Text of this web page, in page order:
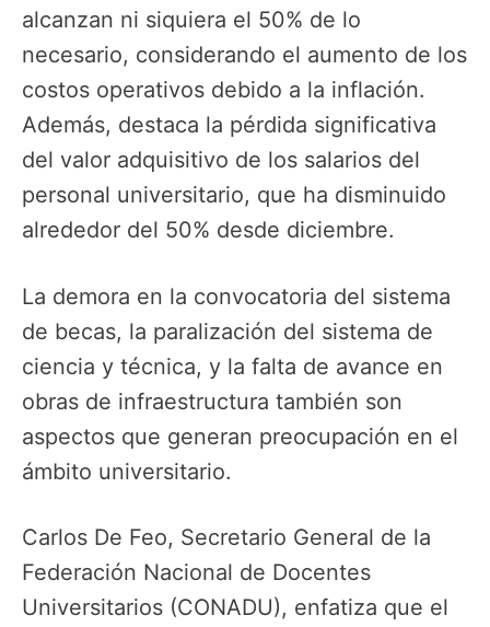
alcanzan ni siquiera el 50% de lo
necesario, considerando el aumento de los
costos operativos debido a la inflación.
Además, destaca la pérdida significativa
del valor adquisitivo de los salarios del
personal universitario, que ha disminuido
alrededor del 50% desde diciembre.
La demora en la convocatoria del sistema
de becas, la paralización del sistema de
ciencia y técnica, y la falta de avance en
obras de infraestructura también son
aspectos que generan preocupación en el
ámbito universitario.
Carlos De Feo, Secretario General de la
Federación Nacional de Docentes
Universitarios (CONADU), enfatiza que el